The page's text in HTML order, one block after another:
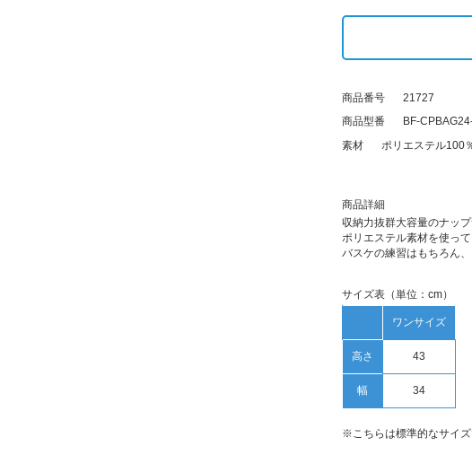
商品番号
21727
商品型番
BF-
素材
ポリエステル100
商品詳細
収納力抜群大容量のナッ
ポリエステル素材を使っ
バスケの練習はもちろん
サイズ表（単位：cm）
ワンサイズ
高さ 43
幅 34
※こちらは標準的なサイズ